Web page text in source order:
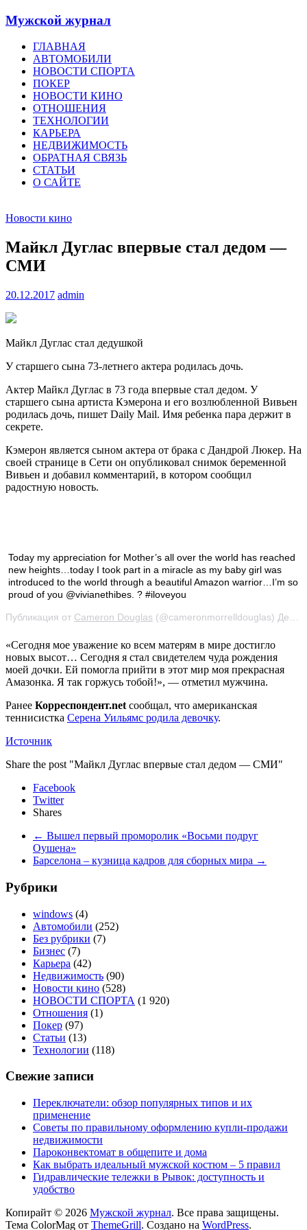
Мужской журнал
ГЛАВНАЯ
АВТОМОБИЛИ
НОВОСТИ СПОРТА
ПОКЕР
НОВОСТИ КИНО
ОТНОШЕНИЯ
ТЕХНОЛОГИИ
КАРЬЕРА
НЕДВИЖИМОСТЬ
ОБРАТНАЯ СВЯЗЬ
СТАТЬИ
О САЙТЕ
Новости кино
Майкл Дуглас впервые стал дедом —
СМИ
20.12.2017 admin
Майкл Дуглас стал дедушкой
У старшего сына 73-летнего актера родилась дочь.
Актер Майкл Дуглас в 73 года впервые стал дедом. У
старшего сына артиста Кэмерона и его возлюбленной Вивьен
родилась дочь, пишет Daily Mail. Имя ребенка пара держит в
секрете.
Кэмерон является сыном актера от брака с Дандрой Люкер. На
своей странице в Сети он опубликовал снимок беременной
Вивьен и добавил комментарий, в котором сообщил
радостную новость.
Today my appreciation for Mother’s all over the world has reached
new heights…today I took part in a miracle as my baby girl was
introduced to the world through a beautiful Amazon warrior…I’m so
proud of you @vivianethibes. ? #iloveyou
Публикация от Cameron Douglas (@cameronmorrelldouglas) Дек 18, 2017 at 8:19 PST
«Сегодня мое уважение ко всем матерям в мире достигло
новых высот… Сегодня я стал свидетелем чуда рождения
моей дочки. Ей помогла прийти в этот мир моя прекрасная
Амазонка. Я так горжусь тобой!», — отметил мужчина.
Ранее Корреспондент.net сообщал, что американская
теннисистка Серена Уильямс родила девочку.
Источник
Share the post "Майкл Дуглас впервые стал дедом — СМИ"
Facebook
Twitter
Shares
← Вышел первый проморолик «Восьми подруг
Оушена»
Барселона – кузница кадров для сборных мира →
Рубрики
windows (4)
Автомобили (252)
Без рубрики (7)
Бизнес (7)
Карьера (42)
Недвижимость (90)
Новости кино (528)
НОВОСТИ СПОРТА (1 920)
Отношения (1)
Покер (97)
Статьи (13)
Технологии (118)
Свежие записи
Переключатели: обзор популярных типов и их
применение
Советы по правильному оформлению купли-продажи
недвижимости
Пароконвектомат в общепите и дома
Как выбрать идеальный мужской костюм – 5 правил
Гидравлические тележки в Рывок: доступность и
удобство
Копирайт © 2026 Мужской журнал. Все права защищены.
Тема ColorMag от ThemeGrill. Создано на WordPress.